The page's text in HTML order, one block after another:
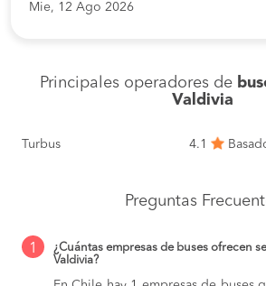
Mie, 12 Ago 2026
Principales operadores de
Valdivia
Turbus 4.1
Preguntas
1
¿Cuántas empresas de buses ofrecen
Valdivia?